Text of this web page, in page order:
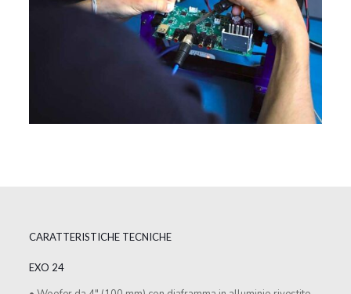
CARATTERISTICHE TECNICHE
EXO 24